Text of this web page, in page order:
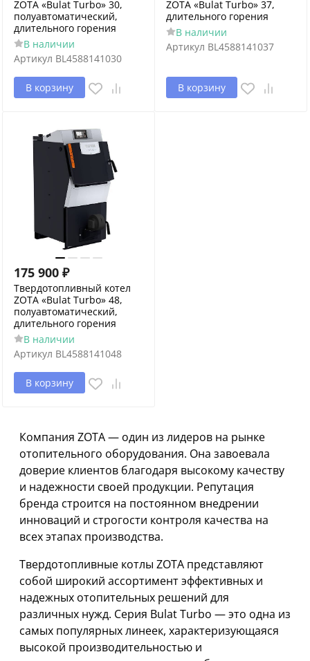
ZOTA «Bulat Turbo» 30,
полуавтоматический,
длительного горения
В наличии
Артикул BL4588141030
В корзину
ZOTA «Bulat Turbo» 37,
длительного горения
В наличии
Артикул BL4588141037
В корзину
175 900 ₽
Твердотопливный котел
ZOTA «Bulat Turbo» 48,
полуавтоматический,
длительного горения
В наличии
Артикул BL4588141048
В корзину
Компания ZOTA — один из лидеров на рынке
отопительного оборудования. Она завоевала
доверие клиентов благодаря высокому качеству
и надежности своей продукции. Репутация
бренда строится на постоянном внедрении
инноваций и строгости контроля качества на
всех этапах производства.
Твердотопливные котлы ZOTA представляют
собой широкий ассортимент эффективных и
надежных отопительных решений для
различных нужд. Серия Bulat Turbo — это одна из
самых популярных линеек, характеризующаяся
высокой производительностью и